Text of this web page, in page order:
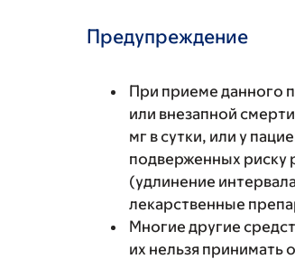
Предупреждение
При приеме данного
или внезапной
мг в сутки, или у
подверженных риску
(удлинение
лекарственные
Многие другие
их нельзя принимать